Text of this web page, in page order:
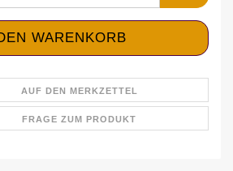
AUF DEN MERKZETTEL
FRAGE ZUM PRODUKT